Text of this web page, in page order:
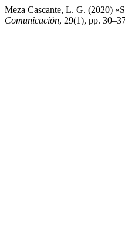
Meza Cascante, L. G. (2020)
Comunicación, 29(1), pp.